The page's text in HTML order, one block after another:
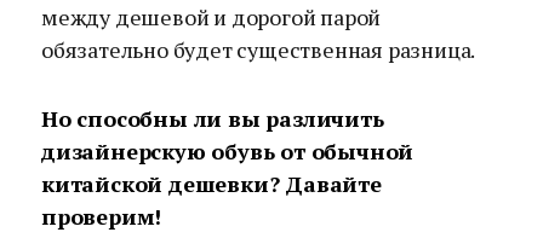
между дешевой и дорогой парой
обязательно будет существенная разница.
Но способны ли вы различить
дизайнерскую обувь от обычной
китайской дешевки? Давайте
проверим!